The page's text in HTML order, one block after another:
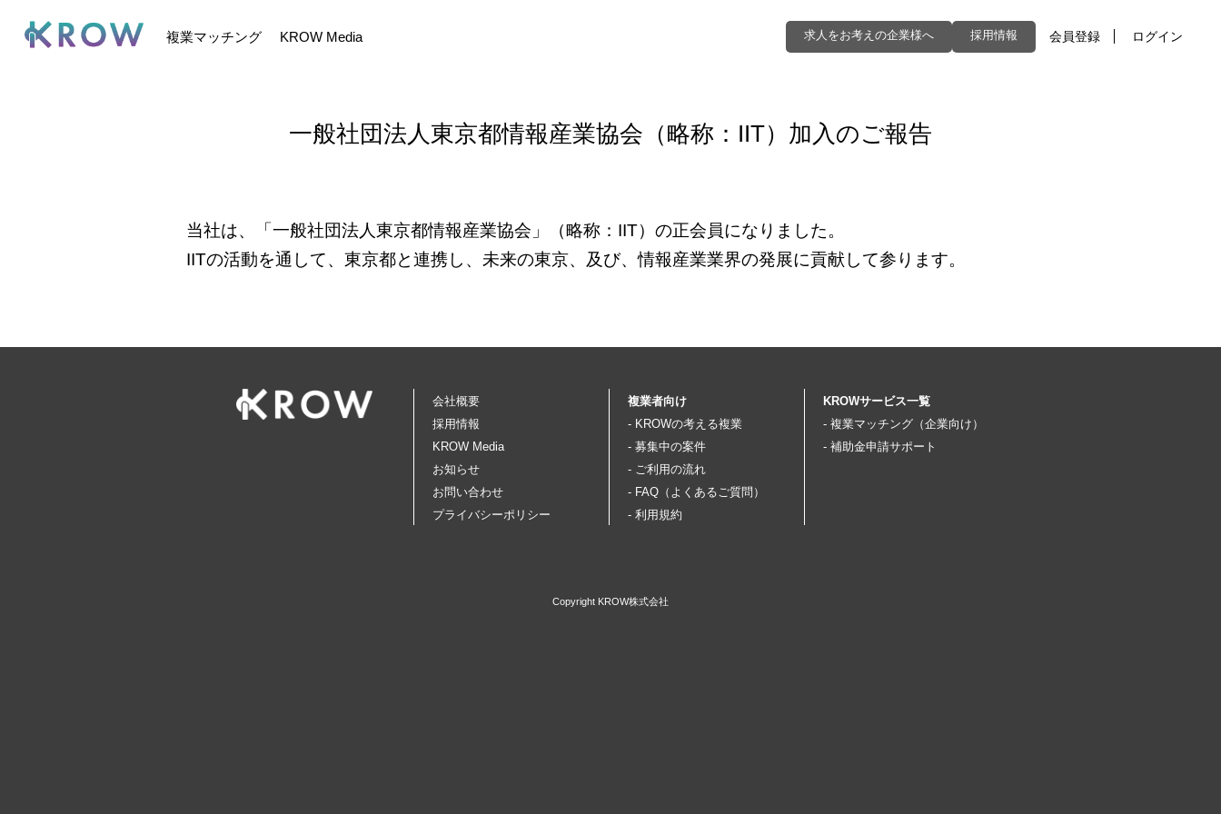
複業マッチング KROW Media 求人をお考えの企業様へ 採用情報 会員登録 ログイン
一般社団法人東京都情報産業協会（略称：IIT）加入のご報告
当社は、 「一般社団法人東京都情報産業協会」（略称：IIT） の正会員になりました。
IITの活動を通して、東京都と連携し、未来の東京、及び、情報産業業界の発展に貢献して参ります。
会社概要
採用情報
KROW Media
お知らせ
お問い合わせ
プライバシーポリシー
複業者向け
- KROWの考える複業
- 募集中の案件
- ご利用の流れ
- FAQ（よくあるご質問）
- 利用規約
KROWサービス一覧
- 複業マッチング（企業向け）
- 補助金申請サポート
Copyright KROW株式会社